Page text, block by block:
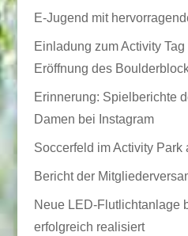
E-Jugend mit
Einladung zum Activity
Eröffnung des
Erinnerung: Spielberichte
Damen bei Instagram
Soccerfeld im Activity Park
Bericht der
Neue LED-Flutlichtanlage
erfolgreich realisiert